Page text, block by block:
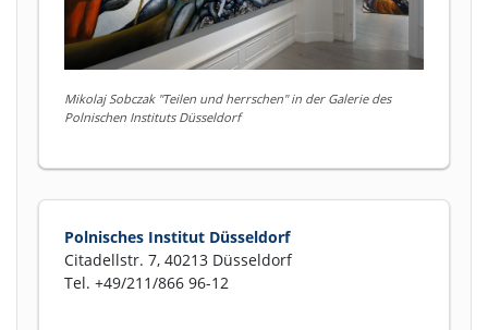
Mikolaj Sobczak "Teilen und herrschen" in der Galerie des
Polnischen Instituts Düsseldorf
Polnisches Institut Düsseldorf
Citadellstr. 7, 40213 Düsseldorf
Tel. +49/211/866 96-12